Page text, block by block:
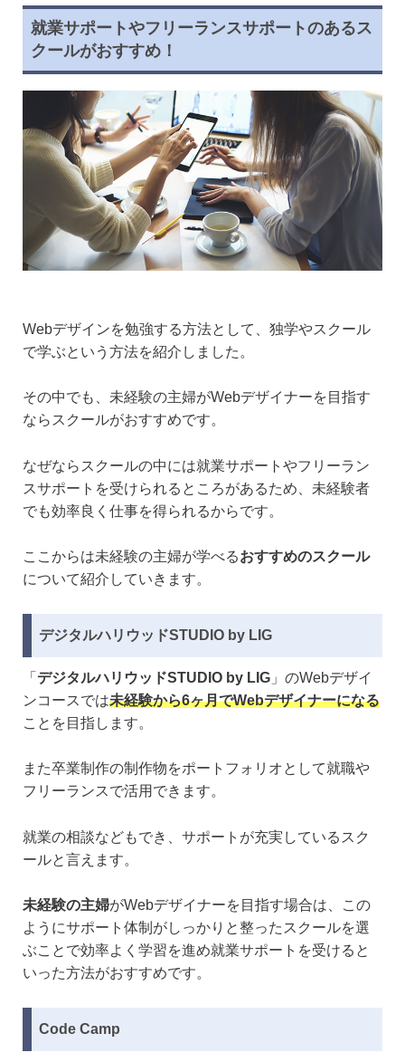
就業サポートやフリーランスサポートのあるス
クールがおすすめ！
Webデザインを勉強する方法として、独学やスクール
で学ぶという方法を紹介しました。
その中でも、未経験の主婦がWebデザイナーを目指す
ならスクールがおすすめです。
なぜならスクールの中には就業サポートやフリーラン
スサポートを受けられるところがあるため、未経験者
でも効率良く仕事を得られるからです。
ここからは未経験の主婦が学べるおすすめのスクール
について紹介していきます。
デジタルハリウッドSTUDIO by LIG
「 デジタルハリウッドSTUDIO by LIG 」のWebデザイ
ンコースでは未経験から6ヶ月でWebデザイナーになる
ことを目指します。
また卒業制作の制作物をポートフォリオとして就職や
フリーランスで活用できます。
就業の相談などもでき、サポートが充実しているスク
ールと言えます。
未経験の主婦がWebデザイナーを目指す場合は、この
ようにサポート体制がしっかりと整ったスクールを選
ぶことで効率よく学習を進め就業サポートを受けると
いった方法がおすすめです。
Code Camp